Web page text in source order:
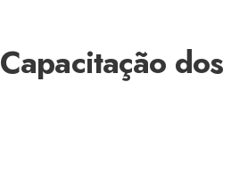
Capacitação